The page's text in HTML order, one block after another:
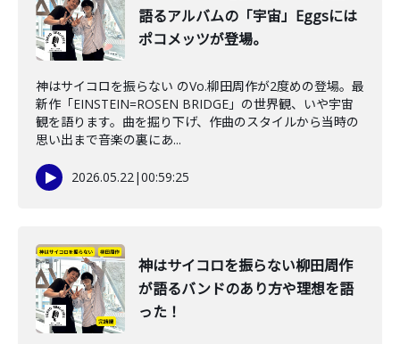
語るアルバムの「宇宙」Eggsには
ポコメッツが登場。
神はサイコロを振らない のVo.柳田周作が2度めの登場。最
新作「EINSTEIN=ROSEN BRIDGE」の世界観、いや宇宙
観を語ります。曲を掘り下げ、作曲のスタイルから当時の
思い出まで音楽の裏にあ...
2026.05.22|00:59:25
神はサイコロを振らない柳田周作
が語るバンドのあり方や理想を語
った！